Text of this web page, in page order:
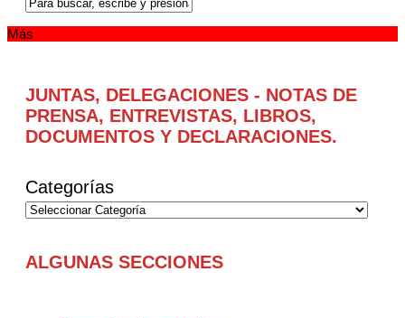
Más
JUNTAS, DELEGACIONES - NOTAS DE
PRENSA, ENTREVISTAS, LIBROS,
DOCUMENTOS Y DECLARACIONES.
Categorías
ALGUNAS SECCIONES